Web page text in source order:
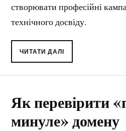
створювати професійні
технічного досвіду.
ЧИТАТИ ДАЛІ
Як перевірити
минуле» домену